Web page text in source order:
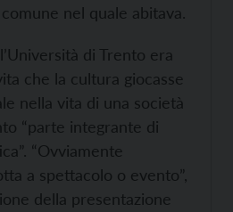
nel quale abitava.
di Trento era
che la cultura giocasse
nella vita di una società
“parte integrante di
“Ovviamente
a spettacolo o evento”,
della presentazione